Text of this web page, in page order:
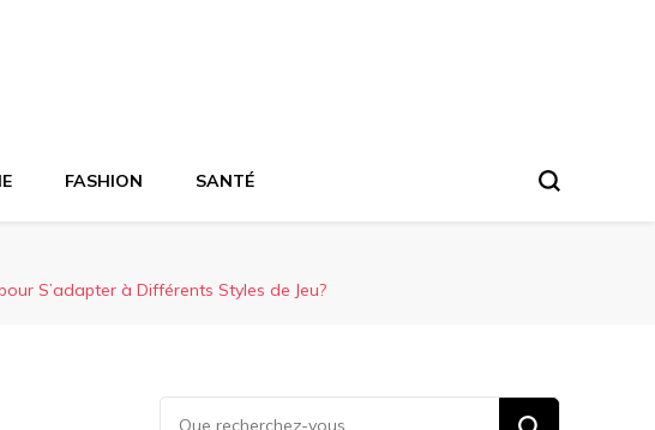
FASHION SANTÉ
S’adapter à Différents Styles de Jeu?
Vous